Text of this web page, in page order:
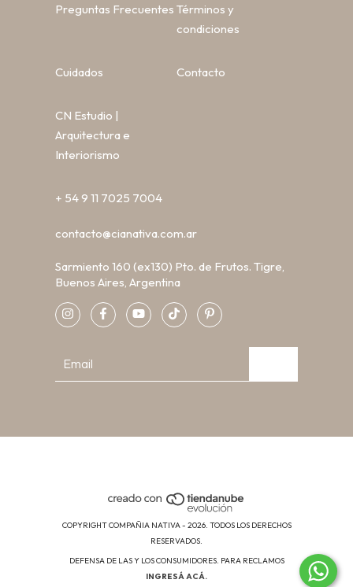
Preguntas Frecuentes Términos y
condiciones
Cuidados Contacto
CN Estudio |
Arquitectura e
Interiorismo
+ 54 9 11 7025 7004
contacto@cianativa.com.ar
Sarmiento 160 (ex130) Pto. de Frutos. Tigre,
Buenos Aires, Argentina
COPYRIGHT COMPAÑIA NATIVA - 2026. TODOS LOS DERECHOS
RESERVADOS.
DEFENSA DE LAS Y LOS CONSUMIDORES. PARA RECLAMOS
INGRESÁ ACÁ.